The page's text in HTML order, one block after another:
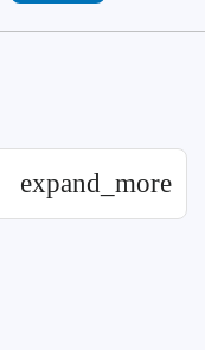
expand_more